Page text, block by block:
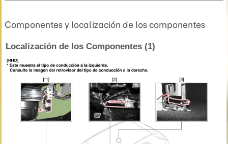
Componentes y localización de los componentes
Localización de los Componentes (1)